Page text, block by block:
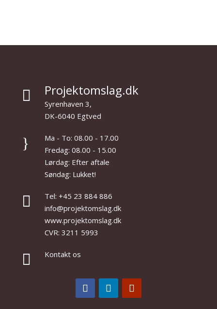
 Projektomslag.dk
Syrenhaven 3,
DK-6040 Egtved
}
Ma - To: 08.00 - 17.00
Fredag: 08.00 - 15.00
Lørdag: Efter aftale
Søndag: Lukket!

Tel: +45 23 884 886
info@projektomslag.dk
www.projektomslag.dk
CVR: 3211 5993
 Kontakt os